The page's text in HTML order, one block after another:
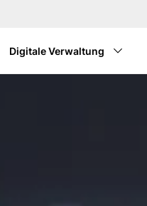
Digitale Verwaltung